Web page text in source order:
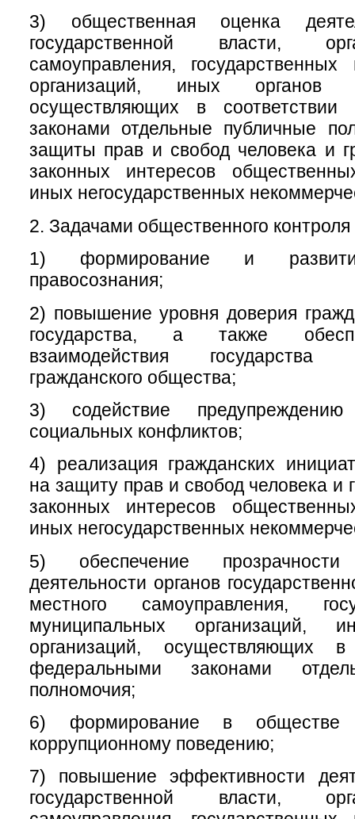
3) общественная оценка
государственной власти,
самоуправления,
организаций, иных органов
осуществляющих в
законами отдельные публичные
защиты прав и свобод человека и
законных интересов
иных негосударственных
2. Задачами общественного контроля
1) формирование и
правосознания;
2) повышение уровня доверия
государства, а также
взаимодействия
гражданского общества;
3) содействие
социальных конфликтов;
4) реализация гражданских
на защиту прав и свобод человека и
законных интересов
иных негосударственных
5) обеспечение
деятельности органов
местного самоуправления,
муниципальных организаций,
организаций, осуществляющих
федеральными законами
полномочия;
6) формирование в обществе
коррупционному поведению;
7) повышение эффективности
государственной власти,